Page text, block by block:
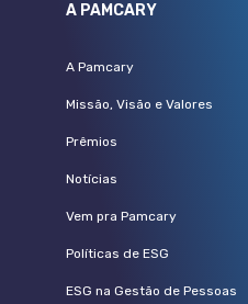
A PAMCARY
A Pamcary
Missão, Visão e Valores
Prêmios
Notícias
Vem pra Pamcary
Políticas de ESG
ESG na Gestão de Pessoas